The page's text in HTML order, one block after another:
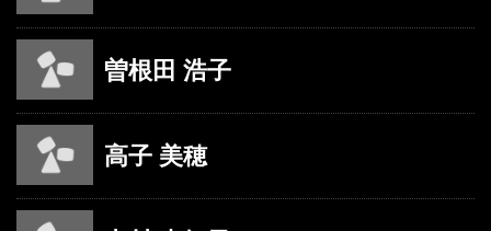
曽根田 浩子
高子 美穂